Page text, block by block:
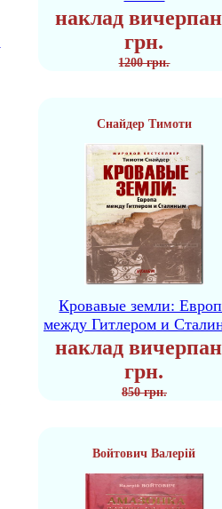
наклад
грн.
1200 грн.
Снайдер Тимоти
Кровавые земли:
между Гитлером и
наклад
грн.
850 грн.
Войтович Валерій